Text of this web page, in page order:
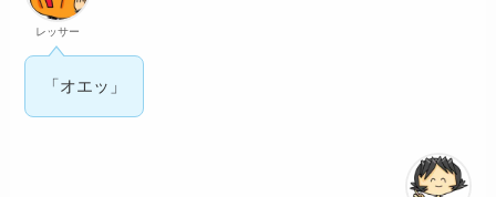
レッサー
「オエッ」